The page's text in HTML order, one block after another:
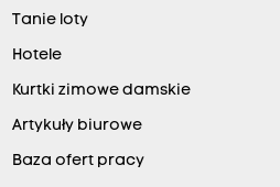
Tanie loty
Hotele
Kurtki zimowe damskie
Artykuły biurowe
Baza ofert pracy